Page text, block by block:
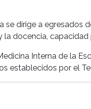
se dirige a
la docencia,
Interna de la
establecidos por el